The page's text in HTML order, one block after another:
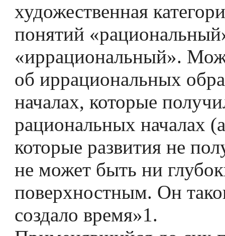
художественная
понятий
«иррациональный».
об иррациональных
началах, которые
рациональных началах
которые развития не
не может быть ни
поверхностным. Он
создало время»1.